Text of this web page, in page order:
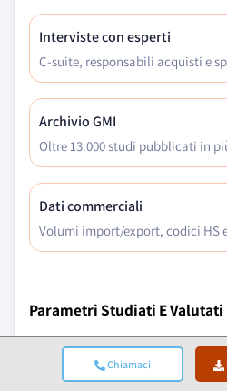
Chiamaci
Interviste con esperti
C-suite, responsabili acquisti e
Archivio GMI
Oltre 13.000 studi pubblicati in
Dati commerciali
Volumi import/export, codici HS
Parametri Studiati E Valutati
Fattori